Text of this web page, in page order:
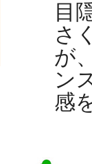
目
さ
が
ン
感